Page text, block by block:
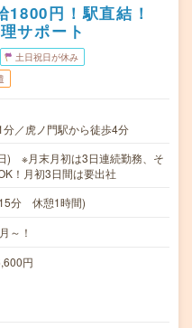
1800円！駅直結！
サポート
土日祝日が休み
／虎ノ門駅から徒歩4分
) ※月末月初は3日連続勤務、そ
！月初3日間は要出社
分 休憩1時間)
～！
円